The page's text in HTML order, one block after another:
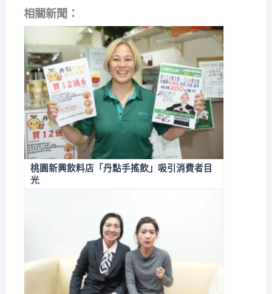
相關新聞：
桃園新興飲料店「丹點手搖飲」吸引消費者目
光